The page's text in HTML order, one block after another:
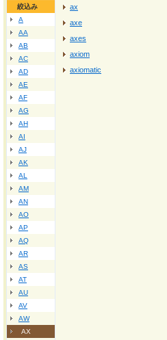
絞込み
A
AA
AB
AC
AD
AE
AF
AG
AH
AI
AJ
AK
AL
AM
AN
AO
AP
AQ
AR
AS
AT
AU
AV
AW
AX
ax
axe
axes
axiom
axiomatic